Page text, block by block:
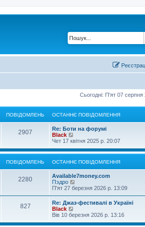
Сьогодні: П'ят 07
ПОВІДОМЛЕНЬ ОСТАННЄ ПОВІДОМЛЕННЯ
2907
Re: Боти на форумі
Black
е
е
л
я
н
у
т
и
о
т
а
н
Чет 17 квітня 2025 р. 20:07
ПОВІДОМЛЕНЬ ОСТАННЄ ПОВІДОМЛЕННЯ
2280
Available7money.com
Пэдро
е
г
я
н
П'ят 27 березня 2026 р. 13:09
827
Re: Джаз-фестивалі в Україні
Black
е
Вів 10 березня 2026 р. 13:16